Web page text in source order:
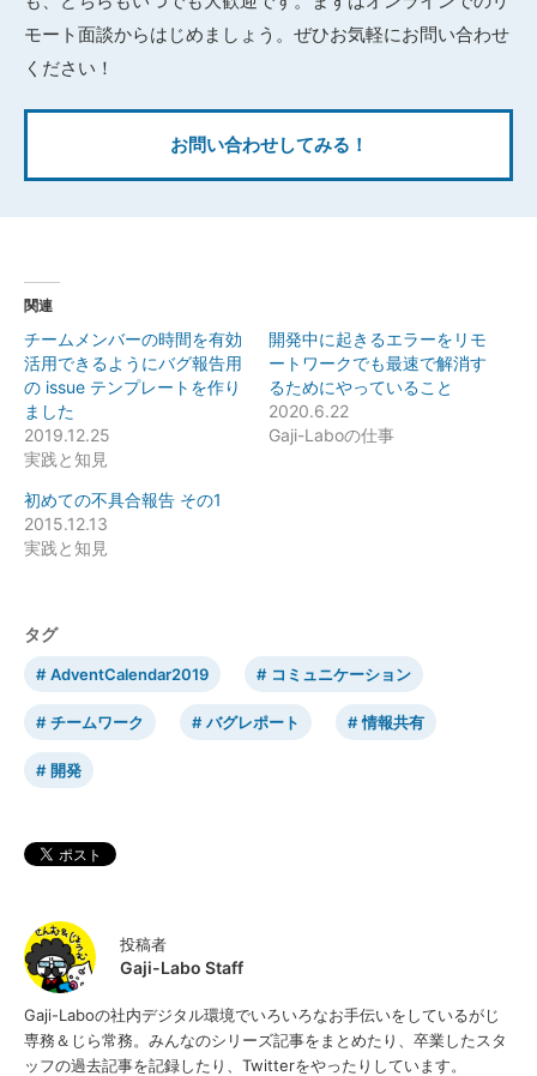
モート面談からはじめましょう。ぜひお気軽にお問い合わせ
ください！
お問い合わせしてみる！
関連
チームメンバーの時間を有効
活用できるようにバグ報告用
の issue テンプレートを作り
ました
2019.12.25
実践と知見
開発中に起きるエラーをリモ
ートワークでも最速で解消す
るためにやっていること
2020.6.22
Gaji-Laboの仕事
初めての不具合報告 その1
2015.12.13
実践と知見
タグ
AdventCalendar2019 コミュニケーション
チームワーク バグレポート 情報共有
開発
投稿者
Gaji-Labo Staff
Gaji-Laboの社内デジタル環境でいろいろなお手伝いをしているがじ
専務＆じら常務。みんなのシリーズ記事をまとめたり、卒業したスタ
ッフの過去記事を記録したり、Twitterをやったりしています。